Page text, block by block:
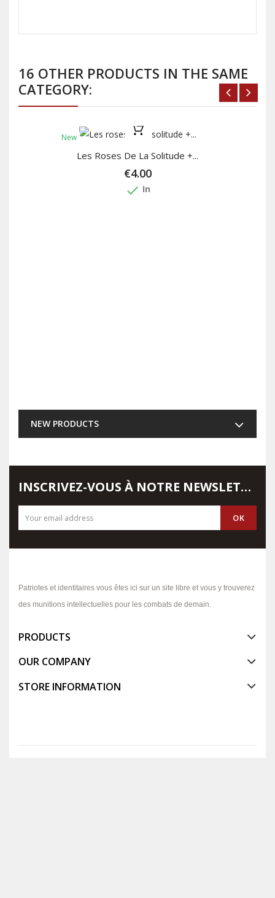
16 OTHER PRODUCTS IN THE SAME
CATEGORY:
New
Les Roses De La Solitude +...
€4.00
done In
NEW PRODUCTS
INSCRIVEZ-VOUS À NOTRE NEWSLETTER
Patriotes et identitaires vous êtes ici sur un site libre et vous y trouverez
des munitions intellectuelles pour les combats de demain.
PRODUCTS
OUR COMPANY
STORE INFORMATION